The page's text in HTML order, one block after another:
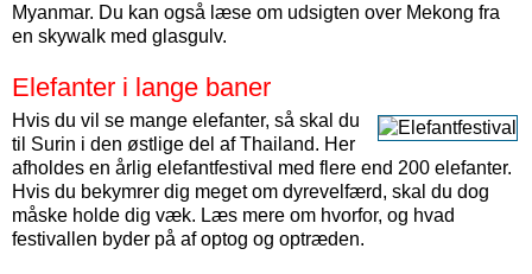
Myanmar. Du kan også læse om udsigten over Mekong fra
en skywalk med glasgulv.
Elefanter i lange baner
Hvis du vil se mange elefanter, så skal du
til Surin i den østlige del af Thailand. Her
afholdes en årlig elefantfestival med flere end 200 elefanter.
Hvis du bekymrer dig meget om dyrevelfærd, skal du dog
måske holde dig væk. Læs mere om hvorfor, og hvad
festivallen byder på af optog og optræden.